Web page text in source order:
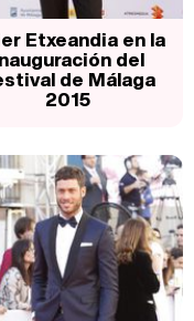
Etxeandia en la
del
de Málaga
2015